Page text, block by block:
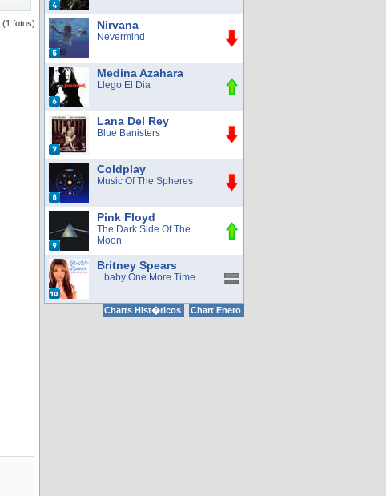
(1 fotos) Nirvana
Nevermind
Medina Azahara
Llego El Dia
Lana Del Rey
Blue Banisters
Coldplay
Music Of The Spheres
Pink Floyd
The Dark Side Of The
Moon
Britney Spears
...baby One More Time
Charts Hist�ricos Chart Enero